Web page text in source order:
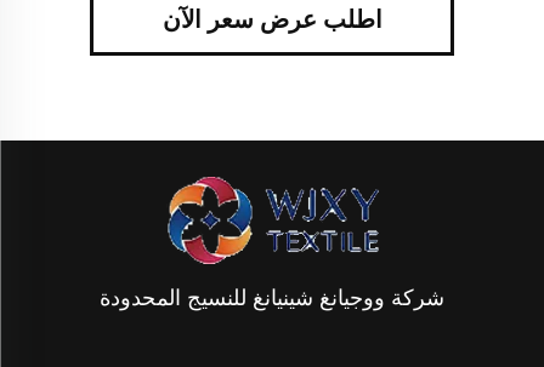
اطلب عرض سعر الآن
شركة ووجيانغ شينيانغ للنسيج المحدودة